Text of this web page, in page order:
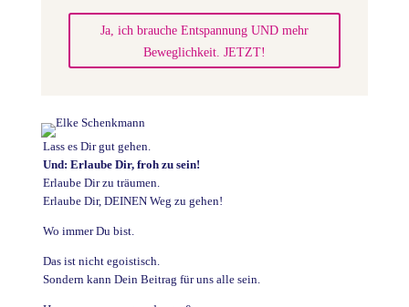
Ja, ich brauche Entspannung UND mehr
Beweglichkeit. JETZT!
Lass es Dir gut gehen.
Und: Erlaube Dir, froh zu sein!
Erlaube Dir zu träumen.
Erlaube Dir, DEINEN Weg zu gehen!
Wo immer Du bist.
Das ist nicht egoistisch.
Sondern kann Dein Beitrag für uns alle sein.